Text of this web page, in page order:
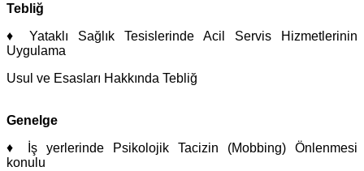
Tebliğ
♦ Yataklı Sağlık Tesislerinde Acil Servis Hizmetlerinin
Uygulama
Usul ve Esasları Hakkında Tebliğ
Genelge
♦ İş yerlerinde Psikolojik Tacizin (Mobbing) Önlenmesi
konulu